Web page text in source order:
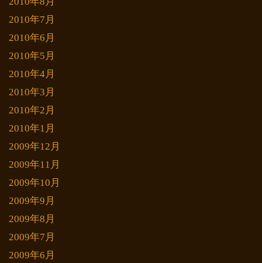
2010年7月
2010年6月
2010年5月
2010年4月
2010年3月
2010年2月
2010年1月
2009年12月
2009年11月
2009年10月
2009年9月
2009年8月
2009年7月
2009年6月